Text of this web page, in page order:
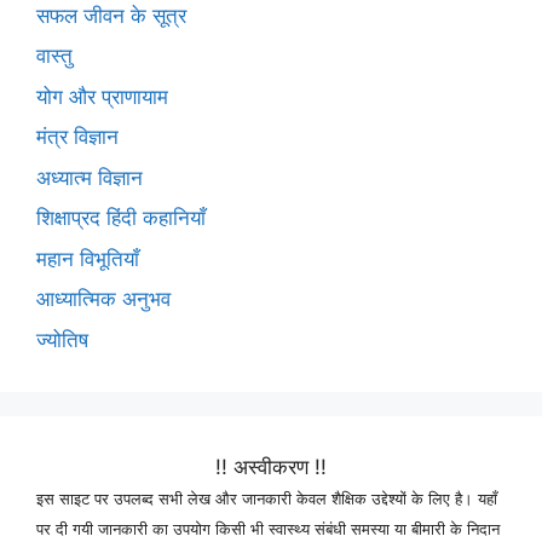
सफल जीवन के सूत्र
वास्तु
योग और प्राणायाम
मंत्र विज्ञान
अध्यात्म विज्ञान
शिक्षाप्रद हिंदी कहानियाँ
महान विभूतियाँ
आध्यात्मिक अनुभव
ज्योतिष
!! अस्वीकरण !!
इस साइट पर उपलब्द सभी लेख और जानकारी केवल शैक्षिक उद्देश्यों के लिए है। यहाँ
पर दी गयी जानकारी का उपयोग किसी भी स्वास्थ्य संबंधी समस्या या बीमारी के निदान